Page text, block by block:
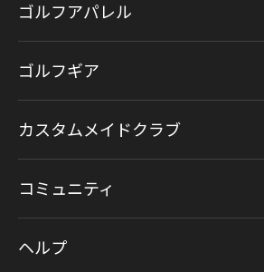
ゴルフアパレル
ゴルフギア
カスタムメイドクラブ
コミュニティ
ヘルプ